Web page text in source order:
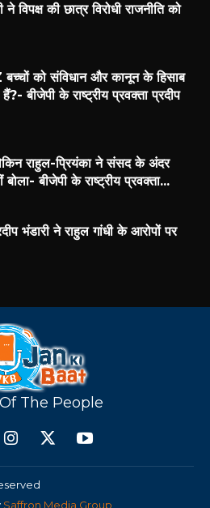
ने विपक्ष की छात्र विरोधी राजनीति को
को संविधान और कानून के हिसाब
बीजेपी के राष्ट्रीय प्रवक्ता प्रदीप
राहुल-प्रियंका ने संसद के अंदर
बीजेपी के राष्ट्रीय प्रवक्ता...
भंडारी ने राहुल गांधी के आरोपों पर
The People
Saffron Media Group